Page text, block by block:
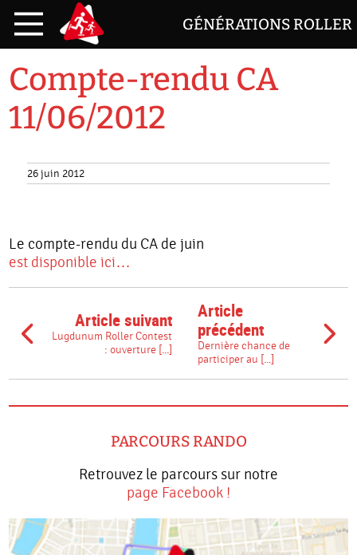
GÉNÉRATIONS ROLLER
Compte-rendu CA
11/06/2012
26 juin 2012
Le compte-rendu du CA de juin
est disponible ici…
Article suivant
Lugdunum Roller Contest
: ouverture [...]
Article
précédent
Dernière chance de
participer au [...]
PARCOURS RANDO
Retrouvez le parcours sur notre
page Facebook !